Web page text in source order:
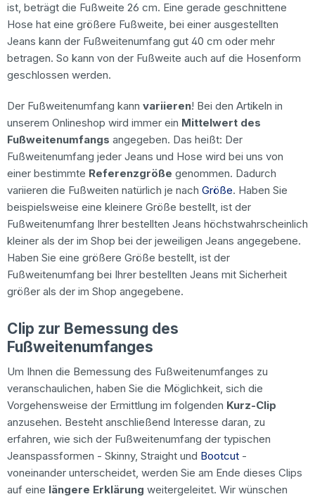
ist, beträgt die Fußweite 26 cm. Eine gerade geschnittene
Hose hat eine größere Fußweite, bei einer ausgestellten
Jeans kann der Fußweitenumfang gut 40 cm oder mehr
betragen. So kann von der Fußweite auch auf die Hosenform
geschlossen werden.
Der Fußweitenumfang kann variieren! Bei den Artikeln in
unserem Onlineshop wird immer ein Mittelwert des
Fußweitenumfangs angegeben. Das heißt: Der
Fußweitenumfang jeder Jeans und Hose wird bei uns von
einer bestimmte Referenzgröße genommen. Dadurch
variieren die Fußweiten natürlich je nach Größe. Haben Sie
beispielsweise eine kleinere Größe bestellt, ist der
Fußweitenumfang Ihrer bestellten Jeans höchstwahrscheinlich
kleiner als der im Shop bei der jeweiligen Jeans angegebene.
Haben Sie eine größere Größe bestellt, ist der
Fußweitenumfang bei Ihrer bestellten Jeans mit Sicherheit
größer als der im Shop angegebene.
Clip zur Bemessung des
Fußweitenumfanges
Um Ihnen die Bemessung des Fußweitenumfanges zu
veranschaulichen, haben Sie die Möglichkeit, sich die
Vorgehensweise der Ermittlung im folgenden Kurz-Clip
anzusehen. Besteht anschließend Interesse daran, zu
erfahren, wie sich der Fußweitenumfang der typischen
Jeanspassformen - Skinny, Straight und Bootcut -
voneinander unterscheidet, werden Sie am Ende dieses Clips
auf eine längere Erklärung weitergeleitet. Wir wünschen